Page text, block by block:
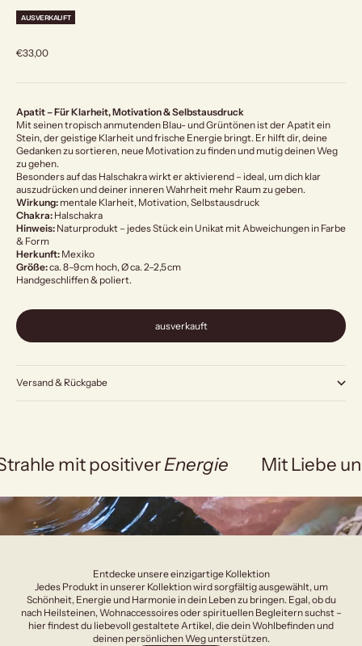
AUSVERKAUFT
Angebot
€33,00
Apatit – Für Klarheit, Motivation & Selbstausdruck
Mit seinen tropisch anmutenden Blau- und Grüntönen ist der Apatit ein
Stein, der geistige Klarheit und frische Energie bringt. Er hilft dir, deine
Gedanken zu sortieren, neue Motivation zu finden und mutig deinen Weg
zu gehen.
Besonders auf das Halschakra wirkt er aktivierend – ideal, um dich klar
auszudrücken und deiner inneren Wahrheit mehr Raum zu geben.
Wirkung: mentale Klarheit, Motivation, Selbstausdruck
Chakra: Halschakra
Hinweis: Naturprodukt – jedes Stück ein Unikat mit Abweichungen in Farbe
& Form
Herkunft: Mexiko
Größe:ca. 8–9 cm hoch, Ø ca. 2–2,5 cm
Handgeschliffen & poliert.
ausverkauft
Versand & Rückgabe
mit positiverEnergie Mit Liebe
Entdecke unsere einzigartige Kollektion
Jedes Produkt in unserer Kollektion wird sorgfältig ausgewählt, um
Schönheit, Energie und Harmonie in dein Leben zu bringen. Egal, ob du
nach Heilsteinen, Wohnaccessoires oder spirituellen Begleitern suchst –
hier findest du liebevoll gestaltete Artikel, die dein Wohlbefinden und
deinen persönlichen Weg unterstützen.